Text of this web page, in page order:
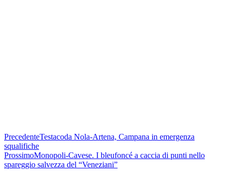
PrecedenteTestacoda Nola-Artena, Campana in emergenza
squalifiche
ProssimoMonopoli-Cavese. I bleufoncé a caccia di punti nello
spareggio salvezza del “Veneziani”